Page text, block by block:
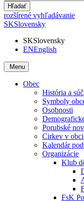
Hľadať
rozšírené vyhľadávanie
SKSlovensky
SKSlovensky
ENEnglish
Menu
Obec
História a
Symboly
Osobnosti
Porubské
Cirkev v obci
Kalendár
Organizácie
Klub
FsK